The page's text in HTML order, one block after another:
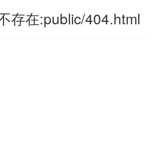
存在:public/404.html